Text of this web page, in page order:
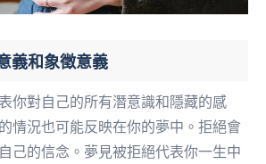
義和象徵意義
你對自己的所有潛意識和隱藏的感
情況也可能反映在你的夢中。拒絕會
己的信念。夢見被拒絕代表你一生中